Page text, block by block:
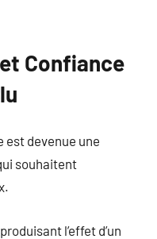
Confiance
devenue une
souhaitent
l’effet d’un